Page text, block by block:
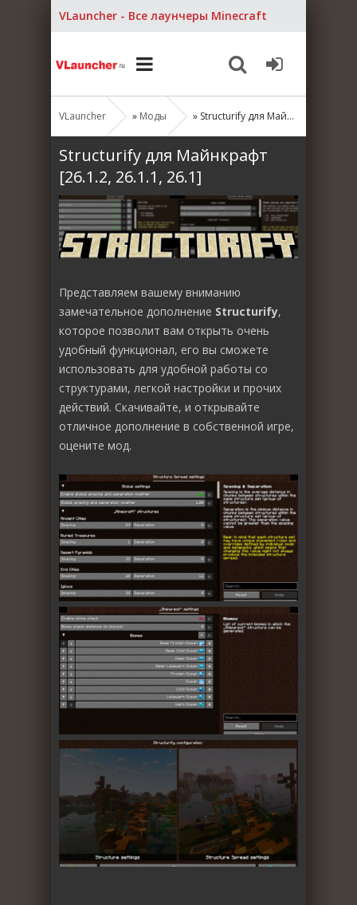
VLauncher - Все лаунчеры Minecraft
VLauncher » Моды » Structurify для Майнкрафт [26.1.2, 26.1.1, 26.1]
Structurify для Майнкрафт
[26.1.2, 26.1.1, 26.1]
Представляем вашему вниманию
замечательное дополнение Structurify,
которое позволит вам открыть очень
удобный функционал, его вы сможете
использовать для удобной работы со
структурами, легкой настройки и прочих
действий. Скачивайте, и открывайте
отличное дополнение в собственной игре,
оцените мод.